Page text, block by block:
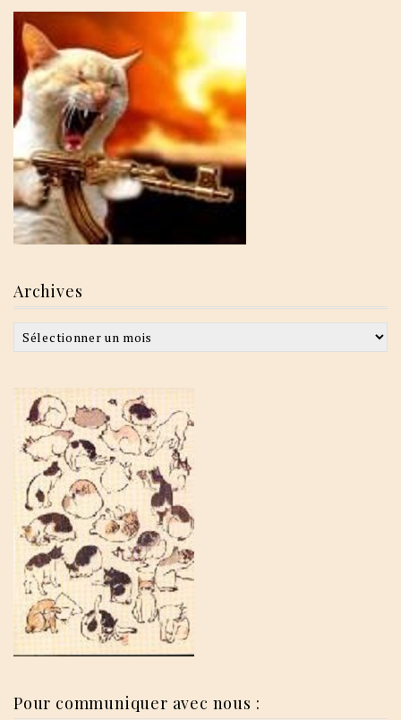
Archives
Archives
Pour communiquer avec nous :